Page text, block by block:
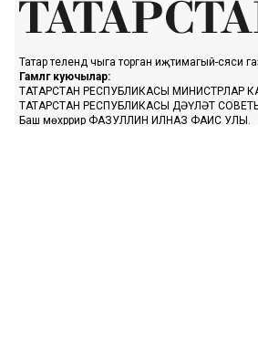
Татар телендә чыга торган иҗтимагый-сәяси
Гамәлгә куючылар:
ТАТАРСТАН РЕСПУБЛИКАСЫ МИНИСТРЛАР
ТАТАРСТАН РЕСПУБЛИКАСЫ ДӘҮЛӘТ
Баш мөхәррир ФАЗУЛЛИН ИЛНАЗ ФАИС УЛЫ.